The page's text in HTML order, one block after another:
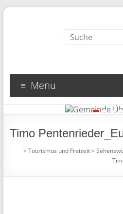
Menu
1 2 3
Timo
>Tourismus und Freizeit>